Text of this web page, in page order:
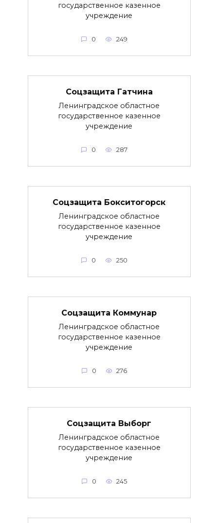
государственное казенное
учреждение
0 249
Соцзащита Гатчина
Ленинградское областное
государственное казенное
учреждение
0 287
Соцзащита Бокситогорск
Ленинградское областное
государственное казенное
учреждение
0 250
Соцзащита Коммунар
Ленинградское областное
государственное казенное
учреждение
0 276
Соцзащита Выборг
Ленинградское областное
государственное казенное
учреждение
0 245